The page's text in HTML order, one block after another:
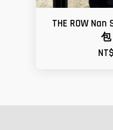
THE ROW